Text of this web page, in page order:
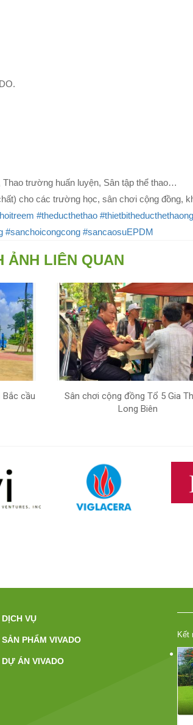
trường huấn luyện, Sân tập thể thao…
cho các trường học, sân chơi cộng đồng,
#theducthethao
#sanchoicongcong #sancaosuEPDM
ẢNH LIÊN QUAN
Bắc cầu
Sân chơi cộng đồng Tổ 5 Gia
Long Biên
DỊCH VỤ
SẢN PHẨM VIVADO
DỰ ÁN VIVADO
Kết